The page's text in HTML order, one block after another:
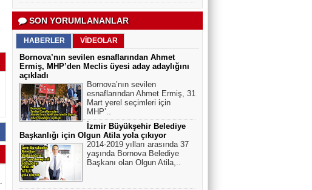
SON YORUMLANANLAR
HABERLER VİDEOLAR
Bornova’nın sevilen esnaflarından Ahmet
Ermiş, MHP’den Meclis üyesi aday adaylığını
açıkladı
Bornova’nın sevilen
esnaflarından Ahmet Ermiş, 31
Mart yerel seçimleri için
MHP’..
İzmir Büyükşehir Belediye
Başkanlığı için Olgun Atila yola çıkıyor
2014-2019 yılları arasında 37
yaşında Bornova Belediye
Başkanı olan Olgun Atila,..